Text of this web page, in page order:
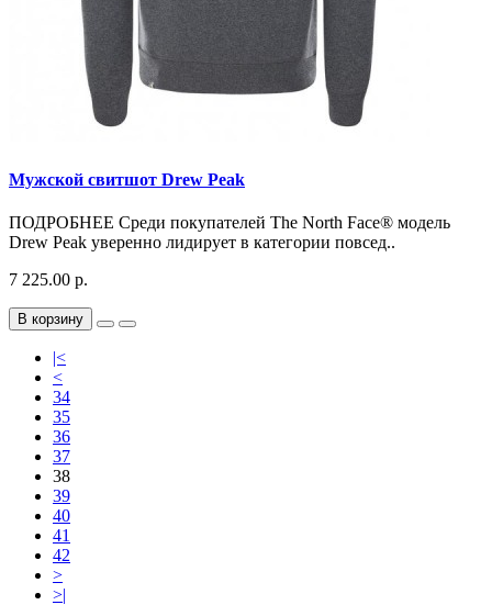
Мужской свитшот Drew Peak
ПОДРОБНЕЕ Среди покупателей The North Face® модель
Drew Peak уверенно лидирует в категории повсед..
7 225.00 р.
В корзину
|<
<
34
35
36
37
38
39
40
41
42
>
>|